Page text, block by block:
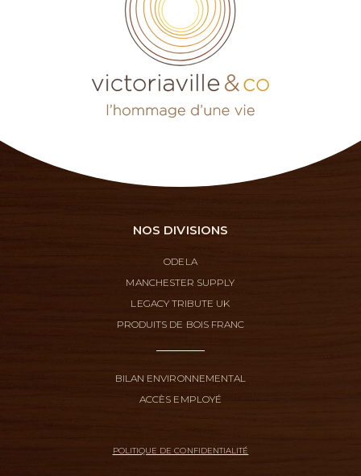
NOS DIVISIONS
ODELA
MANCHESTER SUPPLY
LEGACY TRIBUTE UK
PRODUITS DE BOIS FRANC
BILAN ENVIRONNEMENTAL
ACCÈS EMPLOYÉ
POLITIQUE DE CONFIDENTIALITÉ